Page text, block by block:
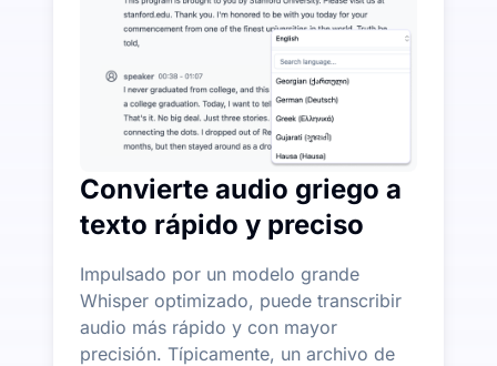
Generar automáticamente resúmenes, mapas
Convierte audio griego a
texto rápido y preciso
Impulsado por un modelo grande
Whisper optimizado, puede transcribir
audio más rápido y con mayor
precisión. Típicamente, un archivo de